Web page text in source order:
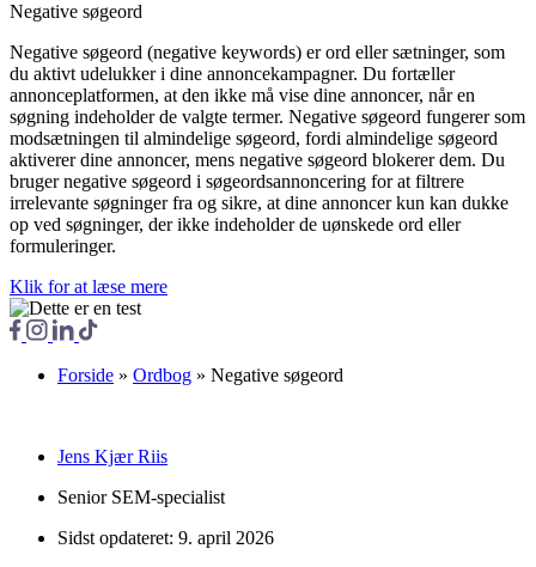
Negative søgeord
Negative søgeord (negative keywords) er ord eller sætninger, som
du aktivt udelukker i dine annoncekampagner. Du fortæller
annonceplatformen, at den ikke må vise dine annoncer, når en
søgning indeholder de valgte termer. Negative søgeord fungerer som
modsætningen til almindelige søgeord, fordi almindelige søgeord
aktiverer dine annoncer, mens negative søgeord blokerer dem. Du
bruger negative søgeord i søgeordsannoncering for at filtrere
irrelevante søgninger fra og sikre, at dine annoncer kun kan dukke
op ved søgninger, der ikke indeholder de uønskede ord eller
formuleringer.
Klik for at læse mere
Forside » Ordbog » Negative søgeord
Jens Kjær Riis
Senior SEM-specialist
Sidst opdateret: 9. april 2026